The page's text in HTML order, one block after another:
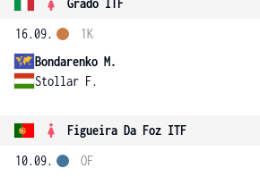
Grado ITF
16.09.
Bondarenko M.
Stollar F.
1K
Figueira Da Foz ITF
10.09.
OF